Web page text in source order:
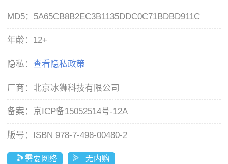
MD5： 5A65CB8B2EC3B1135DDC0C71BDBD911C
年龄： 12+
隐私： 查看隐私政策
厂商：北京冰狮科技有限公司
备案： 京ICP备15052514号-12A
版号： ISBN 978-7-498-00480-2
需要网络 无内购